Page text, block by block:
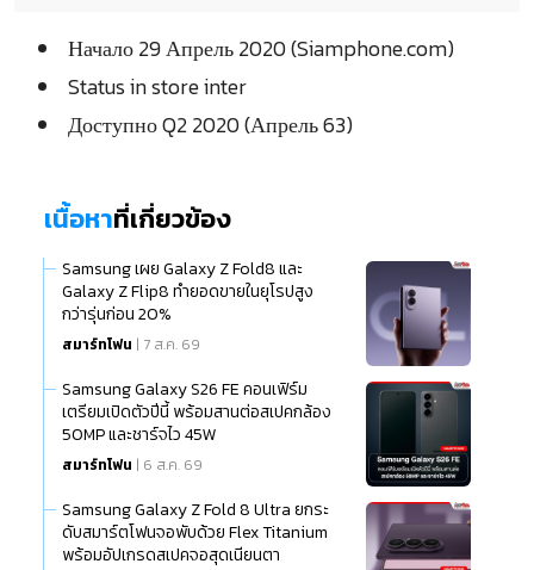
Начало 29 Апрель 2020 (Siamphone.com)
Status in store inter
Доступно Q2 2020 (Апрель 63)
เนื้อหาที่เกี่ยวข้อง
Samsung เผย Galaxy Z Fold8 และ
Galaxy Z Flip8 ทำยอดขายในยุโรปสูง
กว่ารุ่นก่อน 20%
สมาร์ทโฟน | 7 ส.ค. 69
Samsung Galaxy S26 FE คอนเฟิร์ม
เตรียมเปิดตัวปีนี้ พร้อมสานต่อสเปคกล้อง
50MP และชาร์จไว 45W
สมาร์ทโฟน | 6 ส.ค. 69
Samsung Galaxy Z Fold 8 Ultra ยกระ
ดับสมาร์ตโฟนจอพับด้วย Flex Titanium
พร้อมอัปเกรดสเปคจอสุดเนียนตา